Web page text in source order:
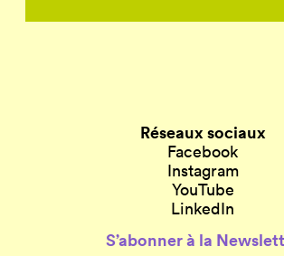
Réseaux sociaux
Facebook
Instagram
YouTube
LinkedIn
S’abonner à la